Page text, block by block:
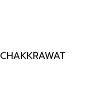
CHAKKRAWAT